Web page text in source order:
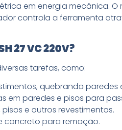
em energia mecânica.
controla a ferramenta
27 VC 220V?
tarefas, como:
quebrando
em paredes e pisos para
e outros revestimentos.
concreto para remoção.